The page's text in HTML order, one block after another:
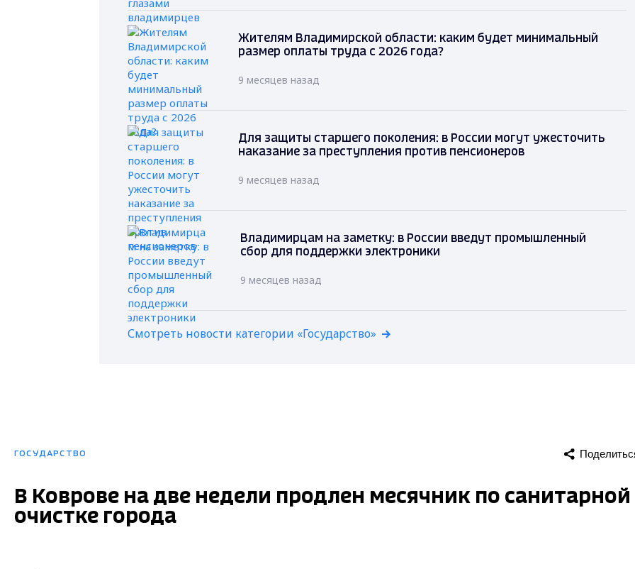
Жителям Владимирской области: каким будет минимальный
размер оплаты труда с 2026 года?
9 месяцев назад
Для защиты старшего поколения: в России могут ужесточить
наказание за преступления против пенсионеров
9 месяцев назад
Владимирцам на заметку: в России введут промышленный
сбор для поддержки электроники
9 месяцев назад
Смотреть новости категории «Государство»
ГОСУДАРСТВО
В Коврове на две недели продлен месячник по санитарной
очистке города